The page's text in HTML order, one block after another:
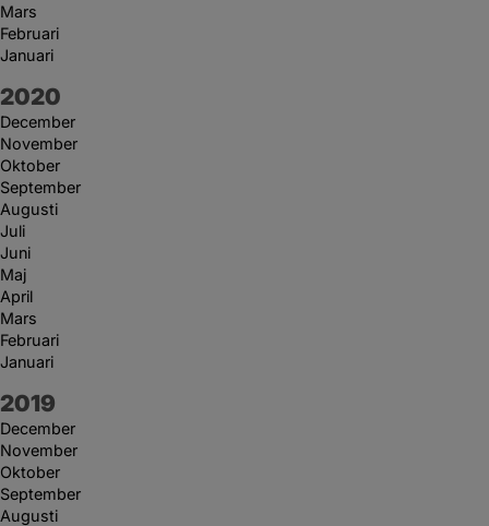
Mars
Februari
Januari
År:
2020
December
November
Oktober
September
Augusti
Juli
Juni
Maj
April
Mars
Februari
Januari
År:
2019
December
November
Oktober
September
Augusti